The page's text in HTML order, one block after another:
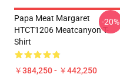
Papa Meat Margaret
HTCT1206 Meatcanyon T-
Shirt
￥384,250 - ￥442,250
-20%